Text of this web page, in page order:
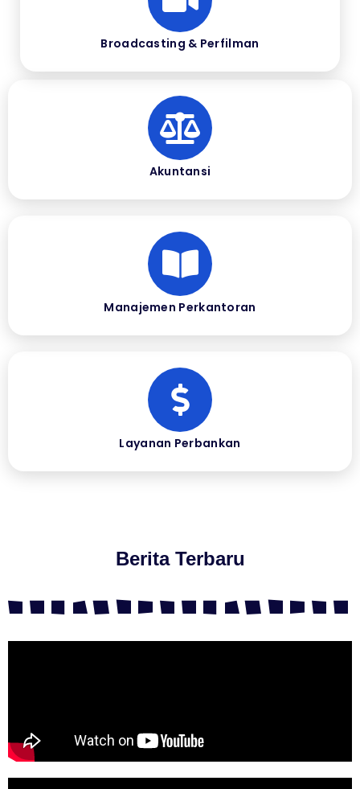
Broadcasting & Perfilman
Akuntansi
Manajemen Perkantoran
Layanan Perbankan
Berita Terbaru